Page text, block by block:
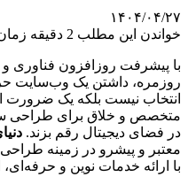
۱۴۰۴/۰۴/۲۷
خواندن این مطلب 2 دقیقه زمان میبرد
با پیشرفت روزافزون فناوری
روزمره، داشتن یک وب‌سایت
انتخاب نیست بلکه یک ضرورت
متخصص و خلاق برای طراحی
در فضای دیجیتال رقم بزند.
معتبر و پیشرو در زمینه
با ارائه خدمات نوین و